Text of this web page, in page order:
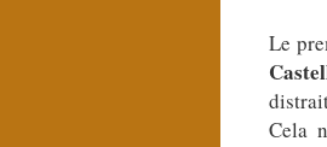
Le
Cela